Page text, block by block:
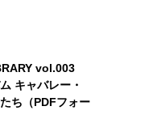
vol.003
キャバレー・
ち（PDFフォー